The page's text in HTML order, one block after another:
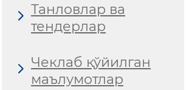
Танловлар ва
тендерлар
Чеклаб қўйилган
маълумотлар